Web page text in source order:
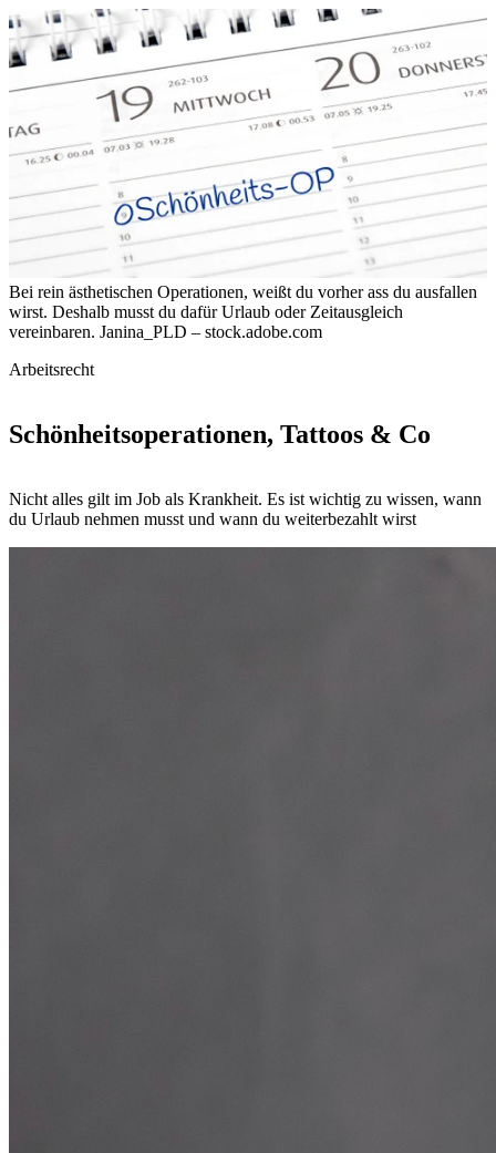
Bei rein ästhetischen Operationen, weißt du vorher ass du ausfallen
wirst. Deshalb musst du dafür Urlaub oder Zeitausgleich
vereinbaren. Janina_PLD – stock.adobe.com
Arbeitsrecht
Schönheitsoperationen, Tattoos & Co
Nicht alles gilt im Job als Krankheit. Es ist wichtig zu wissen, wann
du Urlaub nehmen musst und wann du weiterbezahlt wirst